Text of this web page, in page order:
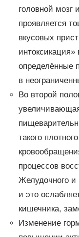
головной мозг
проявляется
вкусовых
определённые
в
Во второй
такого
процессов
Желудочного и
и это
кишечника,
Изменение